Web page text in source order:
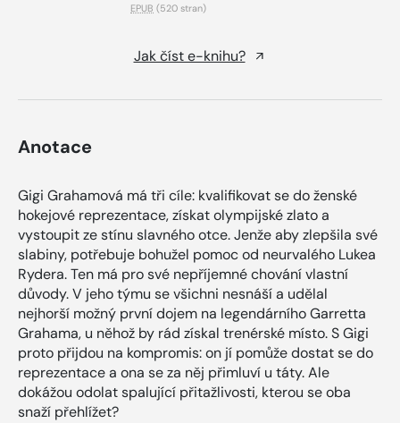
EPUB (520 stran)
Jak číst e-knihu?
Anotace
Gigi Grahamová má tři cíle: kvalifikovat se do ženské
hokejové reprezentace, získat olympijské zlato a
vystoupit ze stínu slavného otce. Jenže aby zlepšila své
slabiny, potřebuje bohužel pomoc od neurvalého Lukea
Rydera. Ten má pro své nepříjemné chování vlastní
důvody. V jeho týmu se všichni nesnáší a udělal
nejhorší možný první dojem na legendárního Garretta
Grahama, u něhož by rád získal trenérské místo. S Gigi
proto přijdou na kompromis: on jí pomůže dostat se do
reprezentace a ona se za něj přimluví u táty. Ale
dokážou odolat spalující přitažlivosti, kterou se oba
snaží přehlížet?